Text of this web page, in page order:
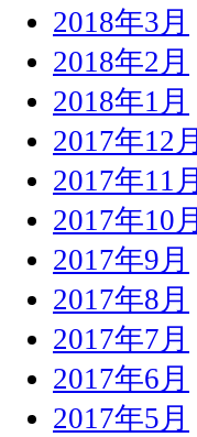
2018年3月
2018年2月
2018年1月
2017年12月
2017年11月
2017年10月
2017年9月
2017年8月
2017年7月
2017年6月
2017年5月